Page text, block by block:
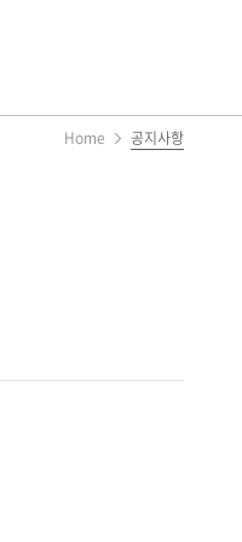
Home 공지사항